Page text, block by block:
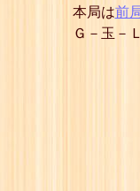
本局は前
Ｇ－玉－